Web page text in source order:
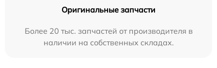
Оригинальные запчасти
Более 20 тыс. запчастей от производителя в
наличии на собственных складах.